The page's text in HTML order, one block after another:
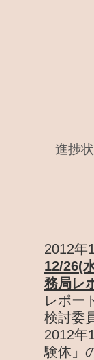
進捗
2012年
12/26(
務局レ
レポー
検討委
2012年
験体」